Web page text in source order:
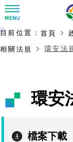
訊息公告
新聞資料專區
徵才公告
發展沿革
大事紀
局長小檔案
機關組織
認識園區
簡介
高雄園區
主要內容開始
:::
目前位置： 首頁
相關法規
環安法
環安
檔案下載